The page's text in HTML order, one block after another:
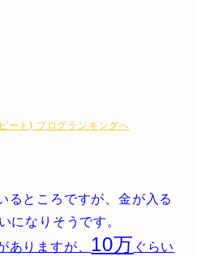
ート) ブログランキングへ
るところですが、金が入る
になりそうです。
ありますが、 10万 ぐらい